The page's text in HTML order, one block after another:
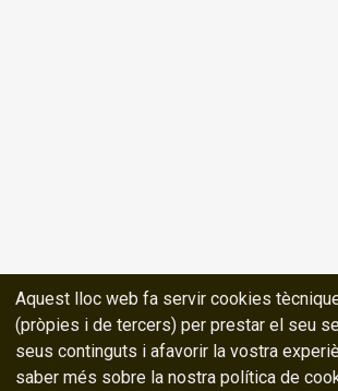
Aquest lloc web fa servir cookies
(pròpies i de tercers) per prestar el seu
seus continguts i afavorir la vostra
saber més sobre la nostra política de